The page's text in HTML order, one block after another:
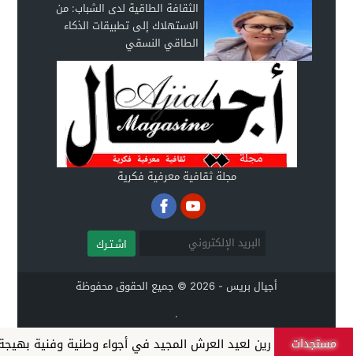
الثقافة الطاقية لدى الشباب: من
الاستهلاك إلى تطبيقات الذكاء
الطاقي النسقي
مجلة ثقافية معرفية فكرية
اشـتـرك
أجيال بريس - 2026 © جميع الحقوق محفوظة
.
مستجدات
والعشرين لعيد العرش المجيد في أجواء وطنية وفنية بهيجة